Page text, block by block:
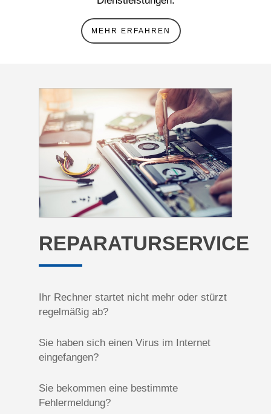
MEHR ERFAHREN
REPARATURSERVICE
Ihr Rechner startet nicht mehr oder stürzt
regelmäßig ab?
Sie haben sich einen Virus im Internet
eingefangen?
Sie bekommen eine bestimmte
Fehlermeldung?